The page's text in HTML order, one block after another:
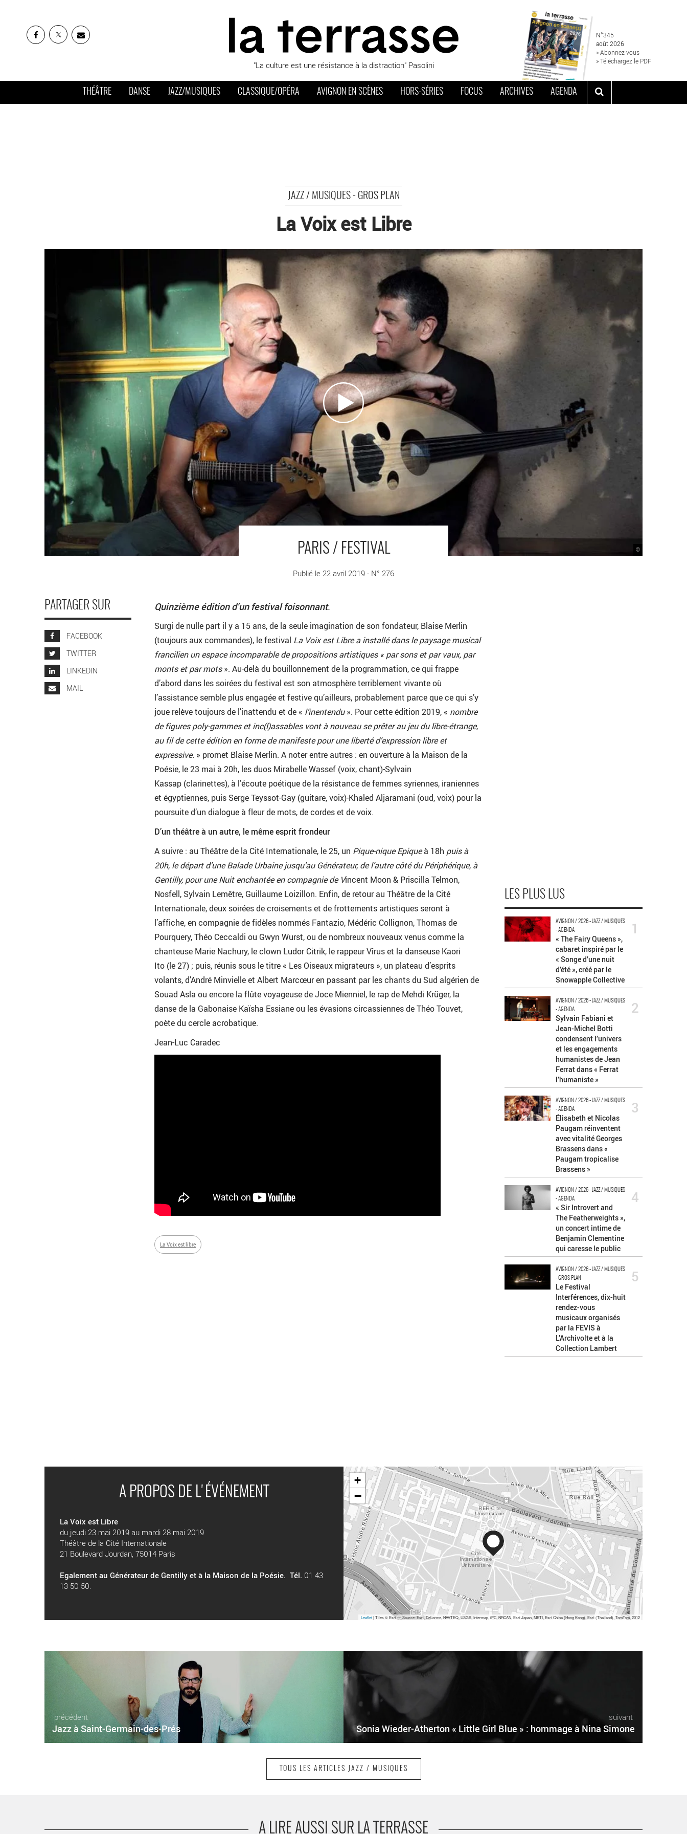
"La culture est une résistance à la distraction" Pasolini
N°345
août 2026
» Abonnez-vous
» Téléchargez le PDF
THÉÂTRE DANSE JAZZ/MUSIQUES CLASSIQUE/OPÉRA AVIGNON EN SCÈNES HORS-SÉRIES FOCUS ARCHIVES AGENDA
JAZZ / MUSIQUES - GROS PLAN
La Voix est Libre
©
PARIS / FESTIVAL
Publié le 22 avril 2019 - N° 276
PARTAGER SUR
FACEBOOK
TWITTER
LINKEDIN
MAIL
Quinzième édition d’un festival foisonnant.
Surgi de nulle part il y a 15 ans, de la seule imagination de son fondateur, Blaise Merlin
(toujours aux commandes), le festival La Voix est Librea installé dans le paysage musical
francilien un espace incomparable de propositions artistiques«par sons et par vaux, par
monts et par mots». Au-delà du bouillonnement de la programmation, ce qui frappe
d’abord dans les soirées du festival est son atmosphère terriblement vivante où
l’assistance semble plus engagée et festive qu’ailleurs, probablement parce que ce qui s’y
joue relève toujours de l’inattendu et de « l’inentendu». Pour cette édition 2019, « nombre
de figures poly-gammes et inc(l)assables vont à nouveau se prêter au jeu du libre-étrange,
au fil de cette édition en forme de manifeste pour une liberté d’expression libre et
expressive. » promet Blaise Merlin. A noter entre autres : en ouverture à la Maison de la
Poésie, le 23 mai à 20h, les duos Mirabelle Wassef (voix, chant)-Sylvain
Kassap (clarinettes), à l’écoute poétique de la résistance de femmes syriennes, iraniennes
et égyptiennes, puis Serge Teyssot-Gay (guitare, voix)-Khaled Aljaramani (oud, voix) pour la
poursuite d’un dialogue à fleur de mots, de cordes et de voix.
D’un théâtre à un autre, le même esprit frondeur
A suivre : au Théâtre de la Cité Internationale, le 25, un Pique-nique Epiqueà 18h puis à
20h, le départ d’uneBalade Urbainejusqu’au Générateur, de l’autre côté du Périphérique, à
Gentilly, pour uneNuit enchantéeen compagnie de Vincent Moon & Priscilla Telmon,
Nosfell, Sylvain Lemêtre, Guillaume Loizillon. Enfin, de retour au Théâtre de la Cité
Internationale, deux soirées de croisements et de frottements artistiques seront à
l’affiche, en compagnie de fidèles nommés Fantazio, Médéric Collignon, Thomas de
Pourquery, Théo Ceccaldi ou Gwyn Wurst, ou de nombreux nouveaux venus comme la
chanteuse Marie Nachury, le clown Ludor Citrik, le rappeur Vîrus et la danseuse Kaori
Ito (le 27) ; puis, réunis sous le titre « Les Oiseaux migrateurs », un plateau d’esprits
volants, d’André Minvielle et Albert Marcœur en passant par les chants du Sud algérien de
Souad Asla ou encore la flûte voyageuse de Joce Mienniel, le rap de Mehdi Krüger, la
danse de la Gabonaise Kaïsha Essiane ou les évasions circassiennes de Théo Touvet,
poète du cercle acrobatique.
Jean-Luc Caradec
La Voix est libre
LES PLUS LUS
AVIGNON / 2026 - JAZZ / MUSIQUES
- AGENDA
« The Fairy Queens »,
cabaret inspiré par le
« Songe d’une nuit
d’été », créé par le
Snowapple Collective
1
AVIGNON / 2026 - JAZZ / MUSIQUES
- AGENDA
Sylvain Fabiani et
Jean-Michel Botti
condensent l’univers
et les engagements
humanistes de Jean
Ferrat dans « Ferrat
l’humaniste »
2
AVIGNON / 2026 - JAZZ / MUSIQUES
- AGENDA
Élisabeth et Nicolas
Paugam réinventent
avec vitalité Georges
Brassens dans «
Paugam tropicalise
Brassens »
3
AVIGNON / 2026 - JAZZ / MUSIQUES
- AGENDA
« Sir Introvert and
The Featherweights »,
un concert intime de
Benjamin Clementine
qui caresse le public
4
AVIGNON / 2026 - JAZZ / MUSIQUES
- GROS PLAN
Le Festival
Interférences, dix-huit
rendez-vous
musicaux organisés
par la FEVIS à
L’Archivolte et à la
Collection Lambert
5
A PROPOS DE L'ÉVÉNEMENT
La Voix est Libre
du jeudi 23 mai 2019 au mardi 28 mai 2019
Théâtre de la Cité Internationale
21 Boulevard Jourdan, 75014 Paris
Egalement au Générateur de Gentilly et à la Maison de la Poésie. Tél. 01 43
13 50 50.
+
−
Leaflet| Tiles © Esri — Source: Esri, DeLorme, NAVTEQ, USGS, Intermap, iPC, NRCAN, Esri Japan, METI, Esri China (Hong Kong), Esri (Thailand), TomTom, 2012
précédent
Jazz à Saint-Germain-des-Prés
suivant
Sonia Wieder-Atherton « Little Girl Blue » : hommage à Nina Simone
TOUS LES ARTICLES JAZZ / MUSIQUES
A LIRE AUSSI SUR LA TERRASSE